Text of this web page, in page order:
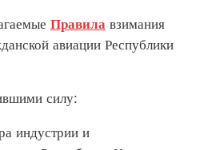
Правила взимания
авиации Республики
силу:
индустрии и